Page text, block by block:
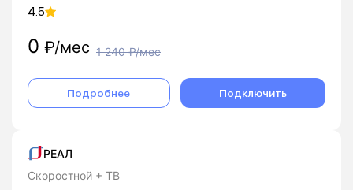
4.5
0 ₽/мес 1 240₽/мес
Подробнее Подключить
РЕАЛ
Скоростной + ТВ